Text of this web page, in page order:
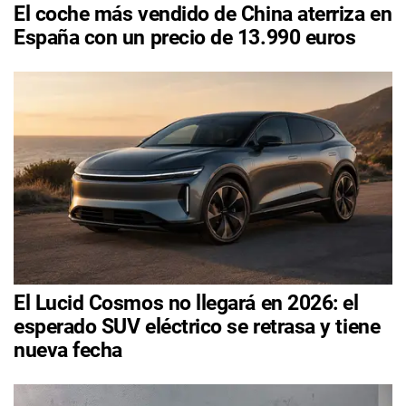
El coche más vendido de China aterriza en
España con un precio de 13.990 euros
El Lucid Cosmos no llegará en 2026: el
esperado SUV eléctrico se retrasa y tiene
nueva fecha